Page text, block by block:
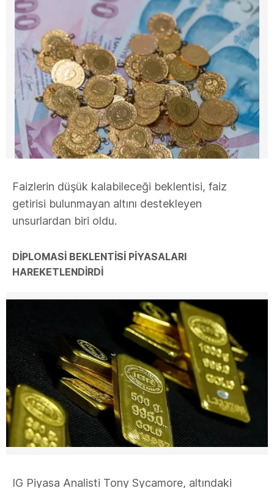
Faizlerin düşük kalabileceği beklentisi, faiz
getirisi bulunmayan altını destekleyen
unsurlardan biri oldu.
DİPLOMASİ BEKLENTİSİ PİYASALARI
HAREKETLENDİRDİ
IG Piyasa Analisti Tony Sycamore, altındaki